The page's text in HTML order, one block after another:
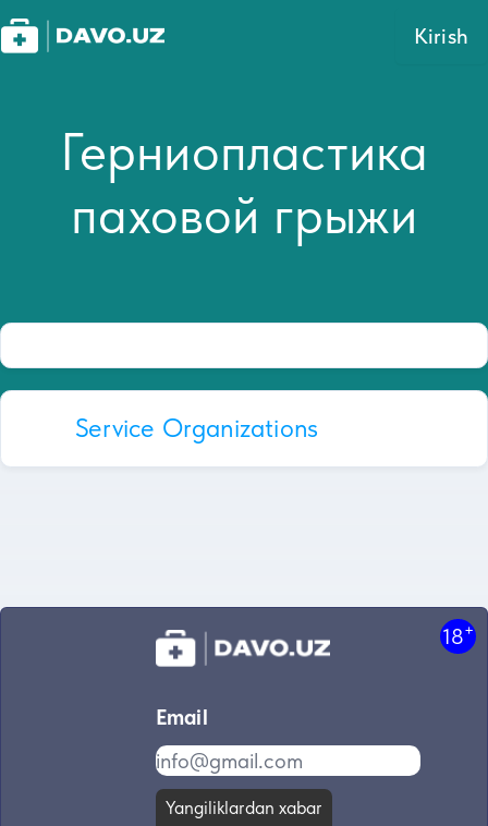
Kirish
Герниопластика
паховой грыжи
Service Organizations
18+
Email
Yangiliklardan xabar